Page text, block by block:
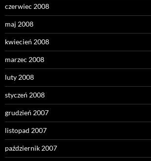
czerwiec 2008
maj 2008
kwiecień 2008
marzec 2008
luty 2008
styczeń 2008
grudzień 2007
listopad 2007
październik 2007